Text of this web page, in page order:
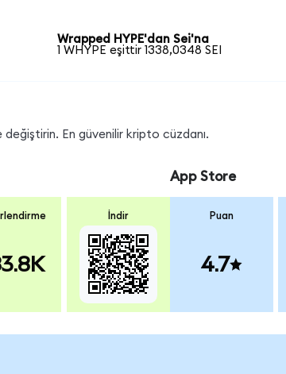
Wrapped HYPE'dan Sei'na
1 WHYPE eşittir 1338,0348 SEI
değiştirin. En güvenilir kripto cüzdanı.
İndir
App Store
Puan
4.7